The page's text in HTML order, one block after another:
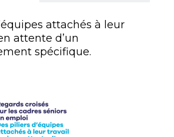
attachés à leur
attente d’un
spécifique.